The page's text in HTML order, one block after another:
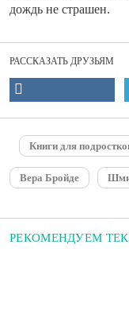
дождь не страшен.
РАССКАЗАТЬ ДРУЗЬЯМ
Книги для
Вера Бройде
РЕКОМЕНДУЕМ